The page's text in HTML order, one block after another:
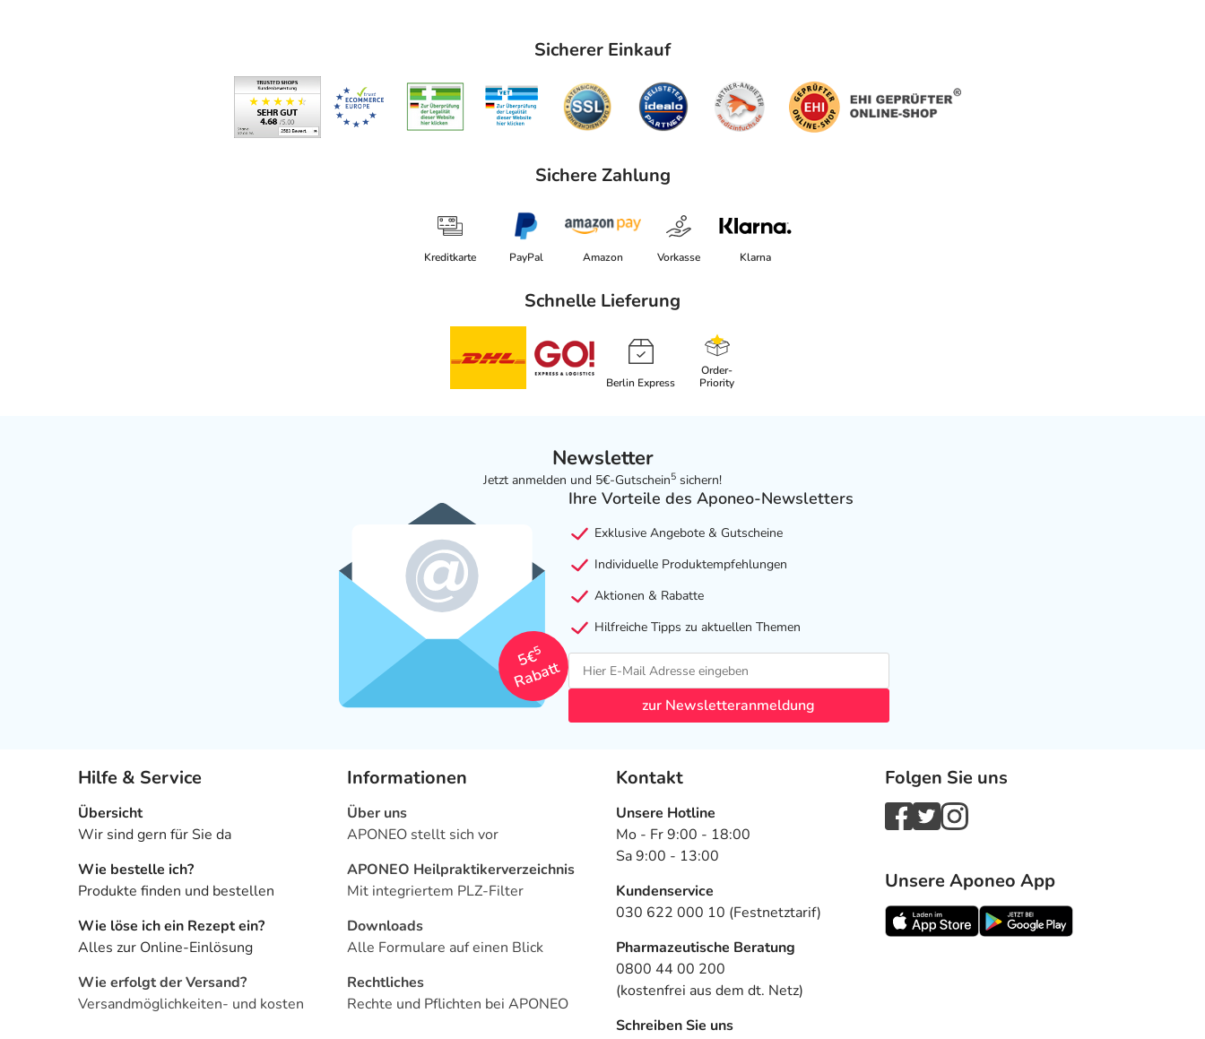
Sicherer Einkauf
Sichere Zahlung
Kreditkarte PayPal Amazon Vorkasse Klarna
Schnelle Lieferung
Berlin Express
Order-
Priority
Newsletter
Jetzt anmelden und 5€-Gutschein5 sichern!
5€
5
Rabatt
Ihre Vorteile des Aponeo-Newsletters
Exklusive Angebote & Gutscheine
Individuelle Produktempfehlungen
Aktionen & Rabatte
Hilfreiche Tipps zu aktuellen Themen
zur Newsletteranmeldung
Hilfe & Service
Übersicht
Wir sind gern für Sie da
Wie bestelle ich?
Produkte finden und bestellen
Wie löse ich ein Rezept ein?
Alles zur Online-Einlösung
Wie erfolgt der Versand?
Versandmöglichkeiten- und kosten
Informationen
Über uns
APONEO stellt sich vor
APONEO Heilpraktikerverzeichnis
Mit integriertem PLZ-Filter
Downloads
Alle Formulare auf einen Blick
Rechtliches
Rechte und Pflichten bei APONEO
Kontakt
Unsere Hotline
Mo - Fr 9:00 - 18:00
Sa 9:00 - 13:00
Kundenservice
030 622 000 10 (Festnetztarif)
Pharmazeutische Beratung
0800 44 00 200
(kostenfrei aus dem dt. Netz)
Schreiben Sie uns
Folgen Sie uns
Unsere Aponeo App